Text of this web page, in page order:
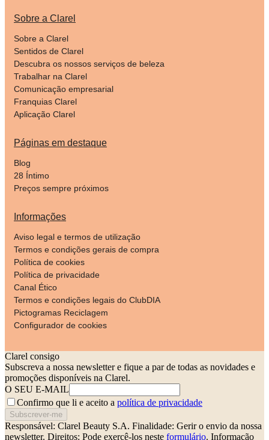
Sobre a Clarel
Sobre a Clarel
Sentidos de Clarel
Descubra os nossos serviços de beleza
Trabalhar na Clarel
Comunicação empresarial
Franquias Clarel
Aplicação Clarel
Páginas em destaque
Blog
28 Íntimo
Preços sempre próximos
Informações
Aviso legal e termos de utilização
Termos e condições gerais de compra
Política de cookies
Política de privacidade
Canal Ético
Termos e condições legais do ClubDIA
Pictogramas Reciclagem
Configurador de cookies
Clarel consigo
Subscreva a nossa newsletter e fique a par de todas as novidades e
promoções disponíveis na Clarel.
O SEU E-MAIL
Confirmo que li e aceito a política de privacidade
Subscrever-me
Responsável: Clarel Beauty S.A. Finalidade: Gerir o envio da nossa
newsletter. Direitos: Pode exercê-los neste formulário. Informação